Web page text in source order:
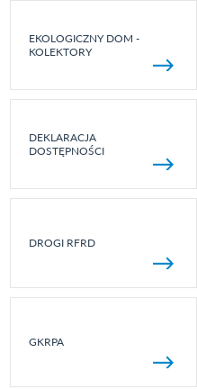
EKOLOGICZNY DOM -
KOLEKTORY
DEKLARACJA
DOSTĘPNOŚCI
DROGI RFRD
GKRPA